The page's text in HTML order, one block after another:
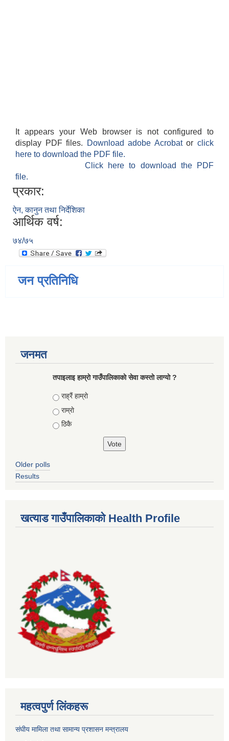
It appears your Web browser is not configured to
display PDF files.
Download adobe Acrobatorclick
here to download the PDF file.
Click here to download the PDF
file.
प्रकार:
ऐन, कानुन तथा निर्देशिका
आर्थिक वर्ष:
७४/७५
जन प्रतिनिधि
जनमत
तपाइलाइ हाम्राे गाउँपालिकाकाे सेवा कस्ताे लाग्याे ?
Choices
राह्रैं हाम्राे
राम्राे
ठिकै
Older polls
Results
खत्याड गाउँपालिकाकाे Health Profile
महत्वपुर्ण लिंकहरू
संघीय मामिला तथा सामान्य प्रशासन मन्त्रालय